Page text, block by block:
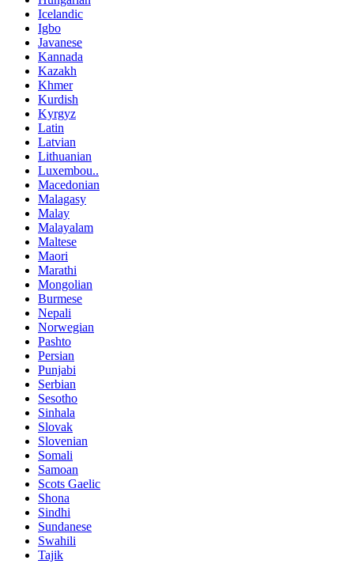
Icelandic
Igbo
Javanese
Kannada
Kazakh
Khmer
Kurdish
Kyrgyz
Latin
Latvian
Lithuanian
Luxembou..
Macedonian
Malagasy
Malay
Malayalam
Maltese
Maori
Marathi
Mongolian
Burmese
Nepali
Norwegian
Pashto
Persian
Punjabi
Serbian
Sesotho
Sinhala
Slovak
Slovenian
Somali
Samoan
Scots Gaelic
Shona
Sindhi
Sundanese
Swahili
Tajik